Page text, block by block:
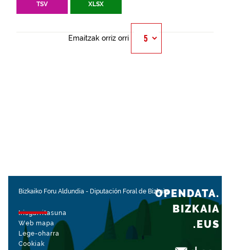
TSV XLSX
Emaitzak orriz orri
Bizkaiko Foru Aldundia - Diputación Foral de Bizkaia
Irisgarritasuna
Web mapa
Lege-oharra
Cookiak
OPENDATA.
BIZKAIA
.EUS